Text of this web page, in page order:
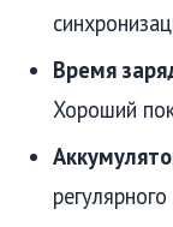
Время
Хороший